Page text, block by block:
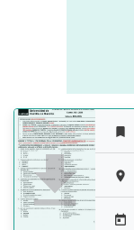



